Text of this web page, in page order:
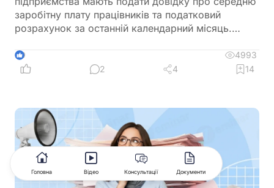
заробітну плату працівників та податковий
розрахунок за останній календарний місяць.
ключових критеріїв для збереження статусу
критично важливого підприємства. Її можна
відповідно до чинних вимог. Щоб уникнути
помилок, скористайтеся Калькулятором
«Середня зарплата для бронювання», який
допоможе швидко визначити необхідний
показник та підготувати довідку
9
4993
2
4 14
Головна Відео Консультації Документи